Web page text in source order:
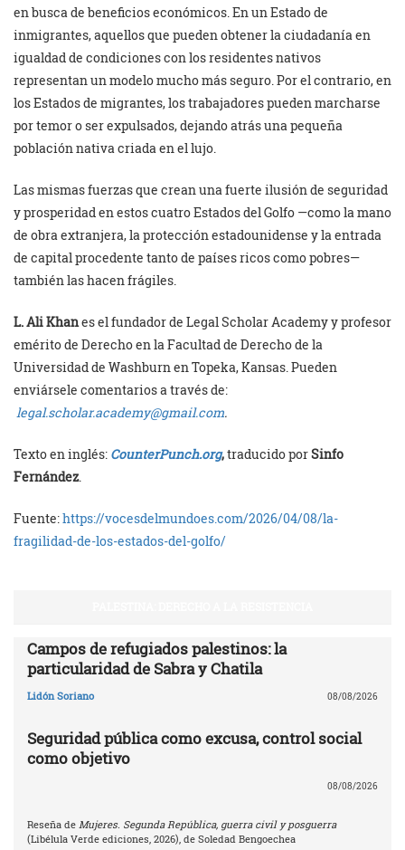
en busca de beneficios económicos. En un Estado de
inmigrantes, aquellos que pueden obtener la ciudadanía en
igualdad de condiciones con los residentes nativos
representan un modelo mucho más seguro. Por el contrario, en
los Estados de migrantes, los trabajadores pueden marcharse
por temor o ser expulsados, dejando atrás una pequeña
población nativa criada en el lujo.
Las mismas fuerzas que crean una fuerte ilusión de seguridad
y prosperidad en estos cuatro Estados del Golfo —como la mano
de obra extranjera, la protección estadounidense y la entrada
de capital procedente tanto de países ricos como pobres—
también las hacen frágiles.
L. Ali Khanes el fundador de Legal Scholar Academy y profesor
emérito de Derecho en la Facultad de Derecho de la
Universidad de Washburn en Topeka, Kansas. Pueden
enviársele comentarios a través de:
legal.scholar.academy@gmail.com.
Texto en inglés: CounterPunch.org,traducido porSinfo
Fernández.
Fuente:https://vocesdelmundoes.com/2026/04/08/la-
fragilidad-de-los-estados-del-golfo/
Campos de refugiados palestinos: la
particularidad de Sabra y Chatila
Lidón Soriano 08/08/2026
Seguridad pública como excusa, control social
como objetivo
08/08/2026
Reseña de Mujeres. Segunda República, guerra civil y posguerra
(Libélula Verde ediciones, 2026), de Soledad Bengoechea